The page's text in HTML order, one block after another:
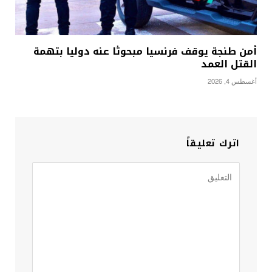
أمن طنجة يوقف فرنسيا مبحوثا عنه دوليا بتهمة
القتل العمد
أغسطس 4, 2026
اترك تعليقاً